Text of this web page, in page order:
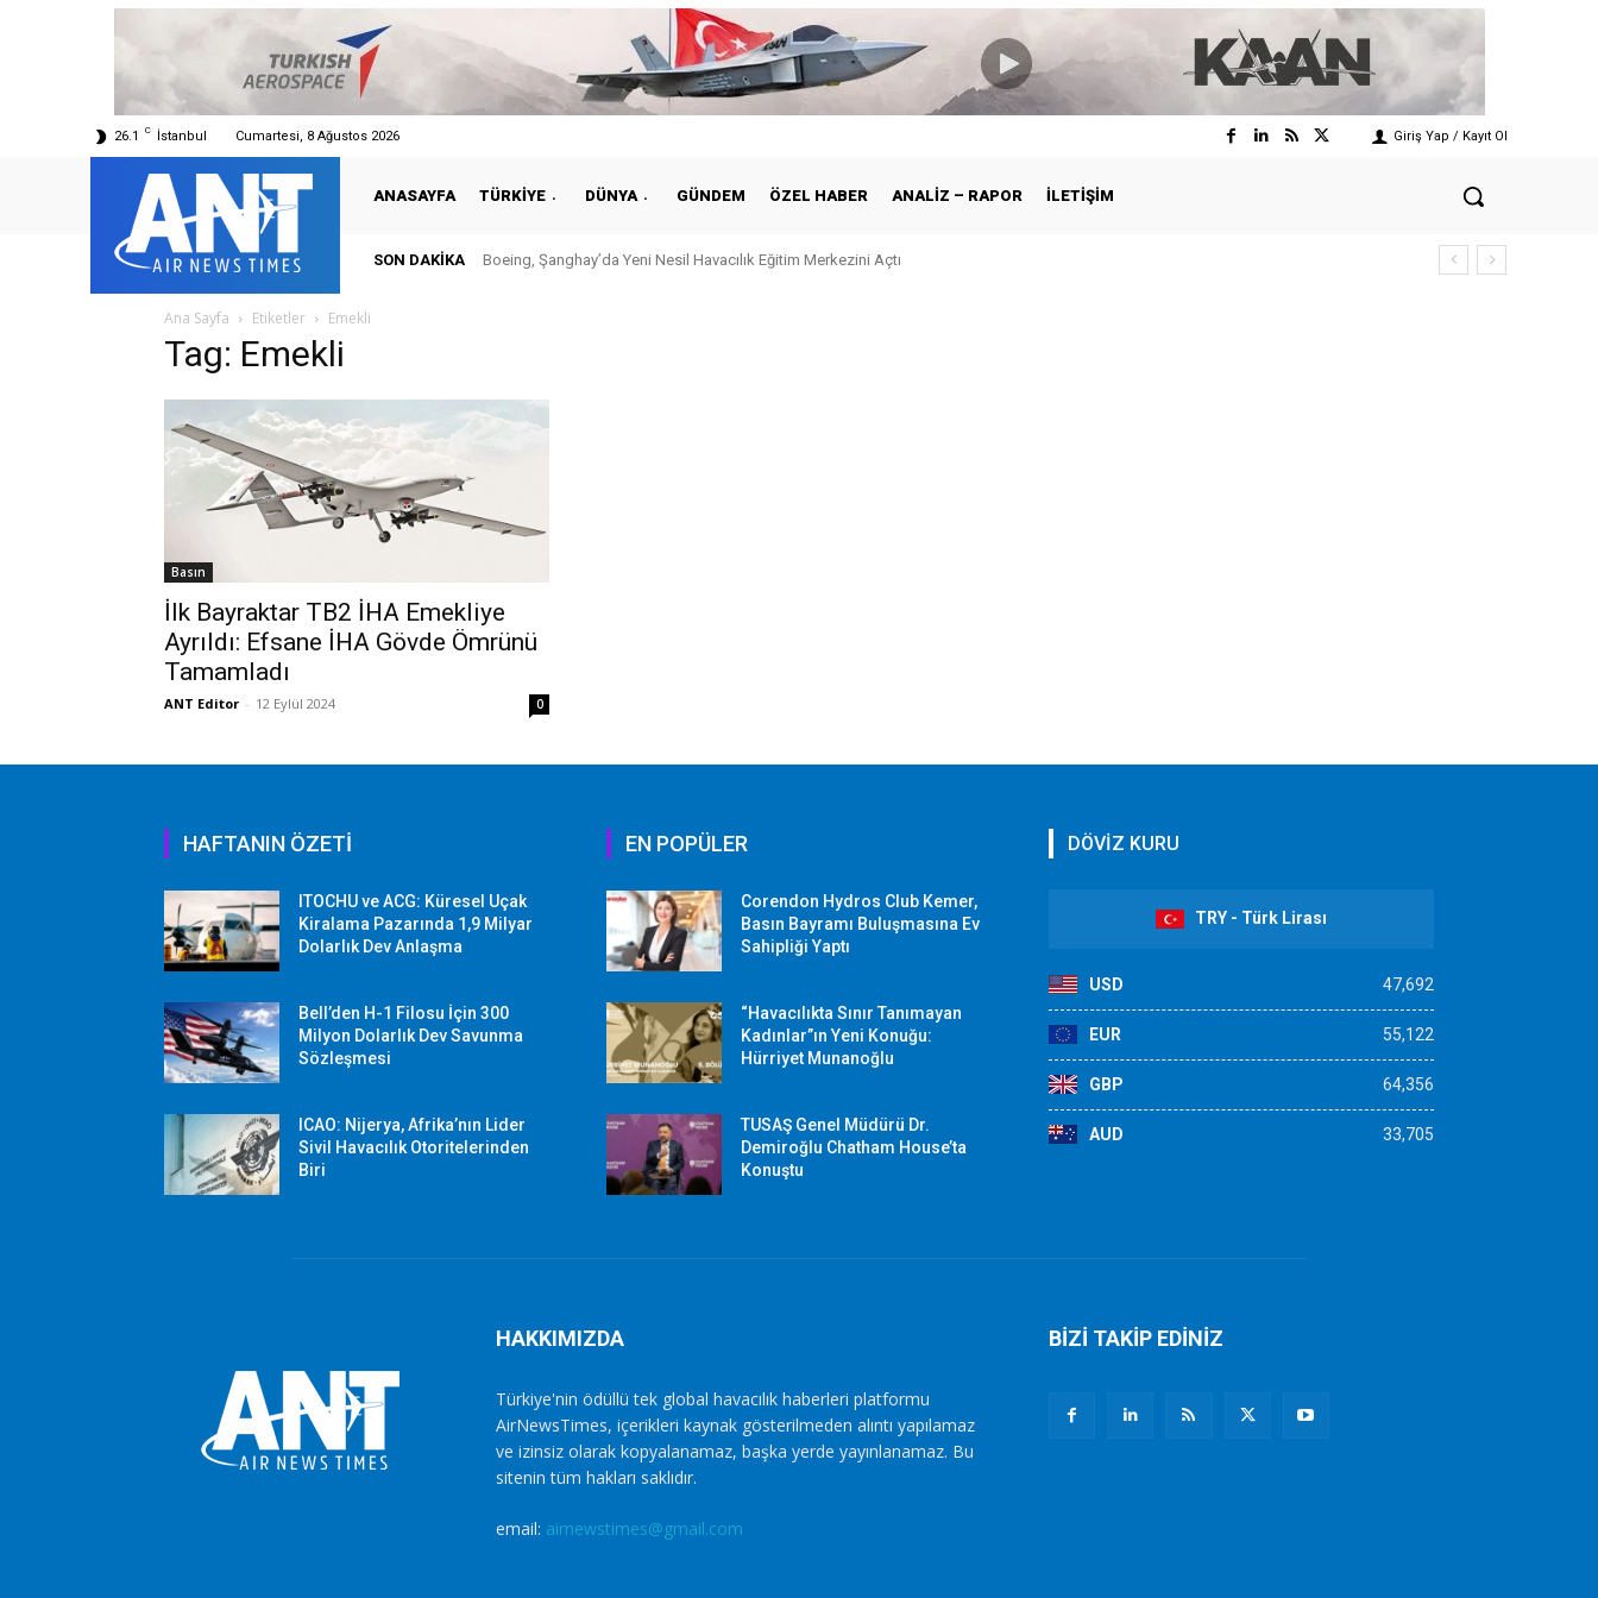
26.1 C İstanbul Cumartesi, 8 Ağustos 2026 Giriş Yap / Kayıt Ol
ANASAYFA TÜRKIYE DÜNYA GÜNDEM ÖZEL HABER ANALIZ – RAPOR İLETIŞIM
SON DAKIKA Boeing, Şanghay’da Yeni Nesil Havacılık Eğitim Merkezini Açtı
Ana Sayfa Etiketler Emekli
Tag: Emekli
Basın
İlk Bayraktar TB2 İHA Emekliye
Ayrıldı: Efsane İHA Gövde Ömrünü
Tamamladı
ANT Editor - 12 Eylül 2024 0
HAFTANIN ÖZETİ
ITOCHU ve ACG: Küresel Uçak
Kiralama Pazarında 1,9 Milyar
Dolarlık Dev Anlaşma
Bell’den H-1 Filosu İçin 300
Milyon Dolarlık Dev Savunma
Sözleşmesi
ICAO: Nijerya, Afrika’nın Lider
Sivil Havacılık Otoritelerinden
Biri
EN POPÜLER
Corendon Hydros Club Kemer,
Basın Bayramı Buluşmasına Ev
Sahipliği Yaptı
“Havacılıkta Sınır Tanımayan
Kadınlar”ın Yeni Konuğu:
Hürriyet Munanoğlu
TUSAŞ Genel Müdürü Dr.
Demiroğlu Chatham House’ta
Konuştu
DÖVİZ KURU
TRY - Türk Lirası
USD 47,692
EUR 55,122
GBP 64,356
AUD 33,705
HAKKIMIZDA
Türkiye'nin ödüllü tek global havacılık haberleri platformu
AirNewsTimes, içerikleri kaynak gösterilmeden alıntı yapılamaz
ve izinsiz olarak kopyalanamaz, başka yerde yayınlanamaz. Bu
sitenin tüm hakları saklıdır.
email: airnewstimes@gmail.com
BİZİ TAKİP EDİNİZ